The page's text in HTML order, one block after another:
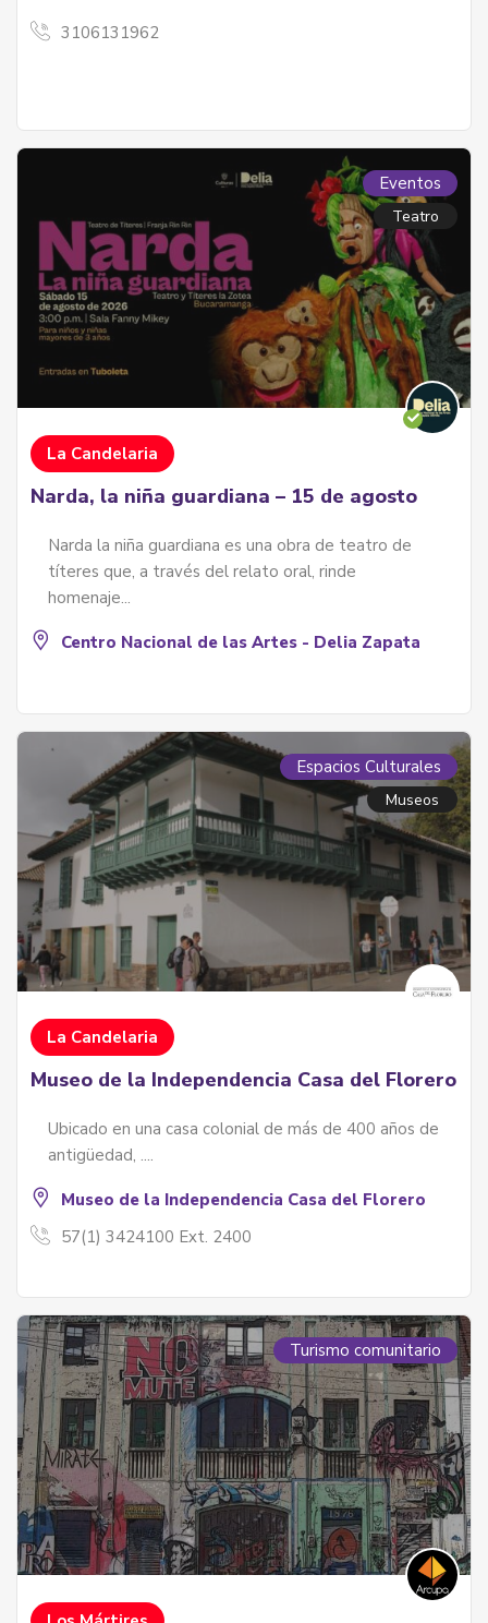
3106131962
Eventos
Teatro
La Candelaria
Narda, la niña guardiana – 15 de agosto
Narda la niña guardiana es una obra de teatro de
títeres que, a través del relato oral, rinde
homenaje...
Centro Nacional de las Artes - Delia Zapata
Espacios Culturales
Museos
La Candelaria
Museo de la Independencia Casa del Florero
Ubicado en una casa colonial de más de 400 años de
antigüedad, ....
Museo de la Independencia Casa del Florero
57(1) 3424100 Ext. 2400
Turismo comunitario